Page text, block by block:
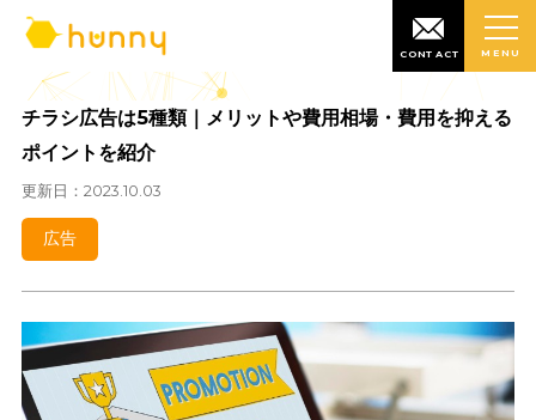
MENU
CONTACT
チラシ広告は5種類｜メリットや費用相場・費用を抑
ポイントを紹介
広告